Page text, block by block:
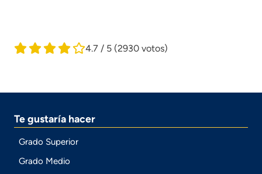
4.7 / 5 (2930 votos)
Te gustaría hacer
Grado Superior
Grado Medio